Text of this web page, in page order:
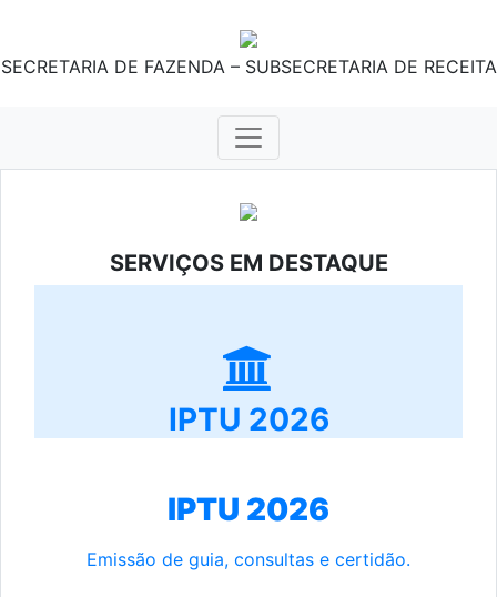
SECRETARIA DE FAZENDA – SUBSECRETARIA DE RECEITA
SERVIÇOS EM DESTAQUE
IPTU 2026
IPTU 2026
Emissão de guia, consultas e certidão.